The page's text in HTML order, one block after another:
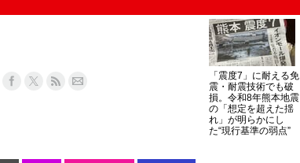
「震度7」に耐える免
震・耐震技術でも破
損。令和8年熊本地震
の「想定を超えた揺
れ」が明らかにし
た“現行基準の弱点”